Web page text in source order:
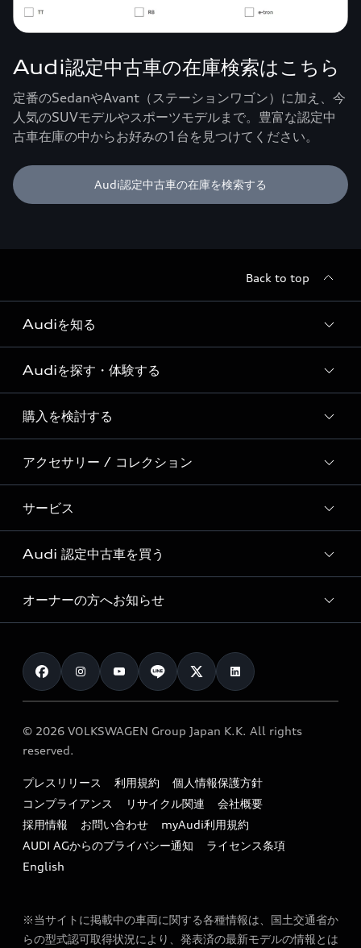
Audi認定中古車の在庫検索はこちら
定番のSedanやAvant（ステーションワゴン）に加え、今
人気のSUVモデルやスポーツモデルまで。豊富な認定中
古車在庫の中からお好みの1台を見つけてください。
Audi認定中古車の在庫を検索する
Back to top
Audiを知る
Audi ブランド
Story of Progress
Audi Sport
Formula 1®
デジタルサービス
Audiを探す・体験する
ディーラー検索
新車在庫検索
試乗車・展示車検索
見積り依頼
試乗予約
購入を検討する
モデル一覧
特別仕様モデル / 限定モデル
e-tronラインアップ
価格シミュレーション
車両比較
カタログ一覧
アクセサリー / コレクション
純正アクセサリー
オンラインショップ
Audi collection
アウディナビアプリ
サービス
サービス入庫予約
サービスプログラム
メンテナンス
車検 / 定期点検
e-tronアフターサポート
myAudi
Audi 認定中古車を買う
Audi認定中古車
クオリティ
保証
メンテナンス
ファイナンス
キャンペーン / イベント
買取査定
オーナーの方へお知らせ
お知らせ
オーナー様向けキャンペーン
特定整備適用車一覧
リサイクル法
よくある質問（FAQ）
© 2026 VOLKSWAGEN Group Japan K.K. All rights
reserved.
プレスリリース 利用規約
個人情報保護方針
コンプライアンス
リサイクル関連
会社概要
採用情報
お問い合わせ
myAudi利用規約
AUDI AGからのプライバシー通知
ライセンス条項
English
※当サイトに掲載中の車両に関する各種情報は、国土交通省か
らの型式認可取得状況により、発表済の最新モデルの情報とは